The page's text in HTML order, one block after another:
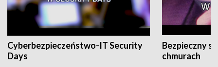
Cyberbezpieczeństwo-IT Security
Days
Bezpieczny
chmurach